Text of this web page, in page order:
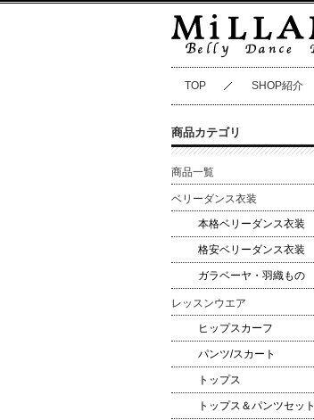
TOP SHOP紹介
商品カテゴリ
商品一覧
ベリーダンス衣装
本格ベリーダンス衣装
格安ベリーダンス衣装
ガラベーヤ・羽織もの
レッスンウエア
ヒップスカーフ
パンツ/スカート
トップス
トップス＆パンツセット